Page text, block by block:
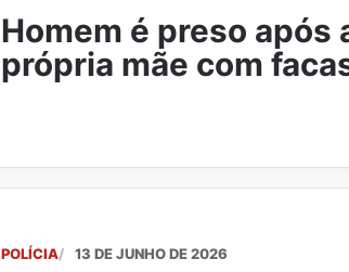
Homem é preso após
própria mãe com
POLÍCIA 13 DE JUNHO DE 2026